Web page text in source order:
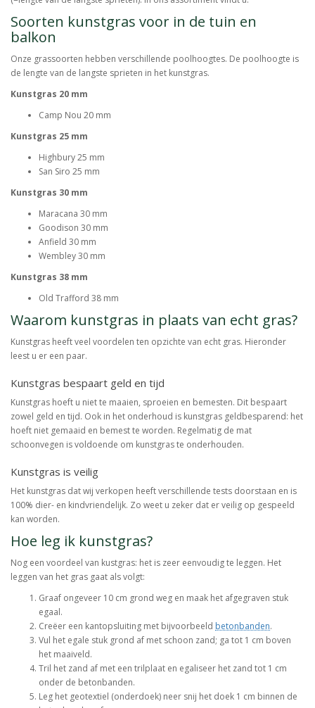
Soorten kunstgras voor in de tuin en
balkon
Onze grassoorten hebben verschillende poolhoogtes. De poolhoogte is
de lengte van de langste sprieten in het kunstgras.
Kunstgras 20 mm
Camp Nou 20 mm
Kunstgras 25 mm
Highbury 25 mm
San Siro 25 mm
Kunstgras 30 mm
Maracana 30 mm
Goodison 30 mm
Anfield 30 mm
Wembley 30 mm
Kunstgras 38 mm
Old Trafford 38 mm
Waarom kunstgras in plaats van echt gras?
Kunstgras heeft veel voordelen ten opzichte van echt gras. Hieronder
leest u er een paar.
Kunstgras bespaart geld en tijd
Kunstgras hoeft u niet te maaien, sproeien en bemesten. Dit bespaart
zowel geld en tijd. Ook in het onderhoud is kunstgras geldbesparend: het
hoeft niet gemaaid en bemest te worden. Regelmatig de mat
schoonvegen is voldoende om kunstgras te onderhouden.
Kunstgras is veilig
Het kunstgras dat wij verkopen heeft verschillende tests doorstaan en is
100% dier- en kindvriendelijk. Zo weet u zeker dat er veilig op gespeeld
kan worden.
Hoe leg ik kunstgras?
Nog een voordeel van kustgras: het is zeer eenvoudig te leggen. Het
leggen van het gras gaat als volgt:
Graaf ongeveer 10 cm grond weg en maak het afgegraven stuk
egaal.
Creëer een kantopsluiting met bijvoorbeeld betonbanden.
Vul het egale stuk grond af met schoon zand; ga tot 1 cm boven
het maaiveld.
Tril het zand af met een trilplaat en egaliseer het zand tot 1 cm
onder de betonbanden.
Leg het geotextiel (onderdoek) neer snij het doek 1 cm binnen de